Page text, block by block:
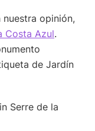
nuestra opinión,
Costa Azul.
de Jardín